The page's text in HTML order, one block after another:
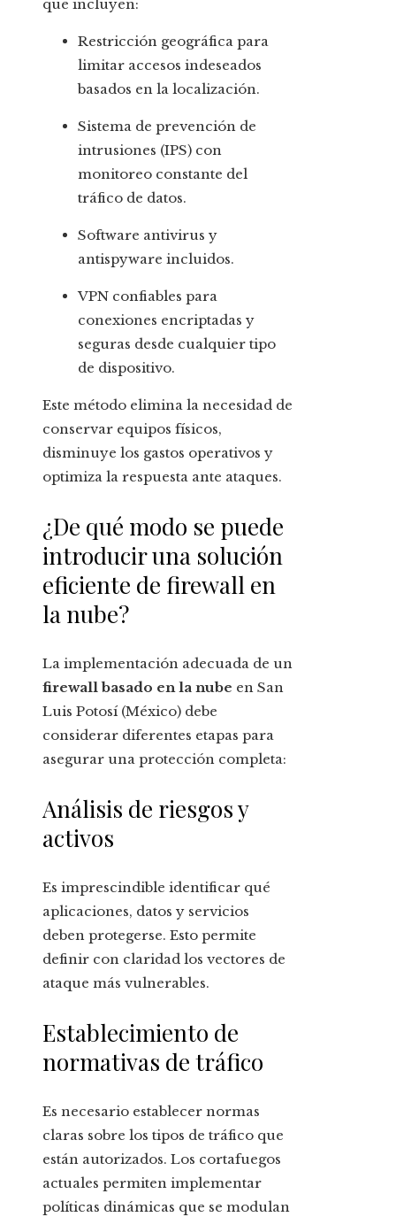
que incluyen:
Restricción geográfica para
limitar accesos indeseados
basados en la localización.
Sistema de prevención de
intrusiones (IPS) con
monitoreo constante del
tráfico de datos.
Software antivirus y
antispyware incluidos.
VPN confiables para
conexiones encriptadas y
seguras desde cualquier tipo
de dispositivo.
Este método elimina la necesidad de
conservar equipos físicos,
disminuye los gastos operativos y
optimiza la respuesta ante ataques.
¿De qué modo se puede
introducir una solución
eficiente de firewall en
la nube?
La implementación adecuada de un
firewall basado en la nube en San
Luis Potosí (México) debe
considerar diferentes etapas para
asegurar una protección completa:
Análisis de riesgos y
activos
Es imprescindible identificar qué
aplicaciones, datos y servicios
deben protegerse. Esto permite
definir con claridad los vectores de
ataque más vulnerables.
Establecimiento de
normativas de tráfico
Es necesario establecer normas
claras sobre los tipos de tráfico que
están autorizados. Los cortafuegos
actuales permiten implementar
políticas dinámicas que se modulan